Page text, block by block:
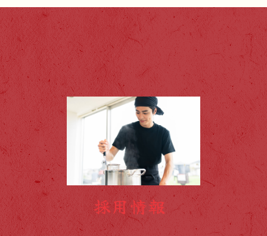
採用情報